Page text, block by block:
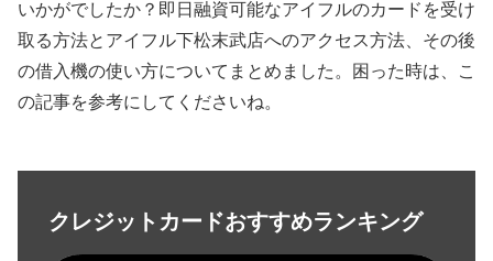
いかがでしたか？即日融資可能なアイフルのカードを受け
取る方法とアイフル下松末武店へのアクセス方法、その後
の借入機の使い方についてまとめました。困った時は、こ
の記事を参考にしてくださいね。
クレジットカードおすすめランキング